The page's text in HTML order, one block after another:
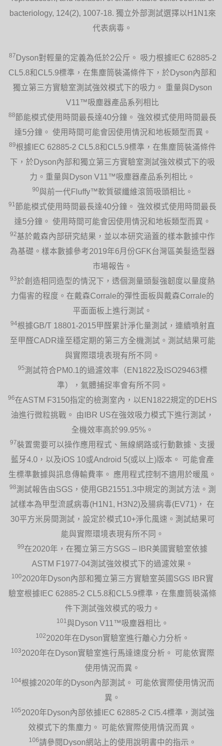
bacteriology, 124(2), 1007-18. 獨立外部測試選擇以H1N1來
代表病毒。
87 Dyson對輕量的定義為低於2公斤。 吸力根據IEC 62885-2
CL5.8和CL5.9標準，在集塵筒裝滿條件下，於Dyson內部和
獨立第三方實驗室測試強效模式下的吸力。 重量與Dyson
V11™吸塵器產品系列相比
88節能模式使用時間最長達40分鐘。 強效模式使用時間最長
達5分鐘。 使用時間可能會因使用情況和地板類型而異。
89根據IEC 62885-2 CL5.8和CL5.9標準，在集塵筒裝滿條件
下，於Dyson內部和獨立第三方實驗室測試強效模式下的吸
力。重量與Dyson V11™吸塵器產品系列相比。
90與前一代Fluffy™軟質碳纖維滾筒吸頭相比。
91 節能模式使用時間最長達40分鐘。 強效模式使用時間最長
達5分鐘。 使用時間可能會因使用情況和地板類型而異。
92基於戴森內部研究結果，並以本研究涵蓋的樣本數據中作
為基礎。樣本數據參考2019年6月份GFK台灣區美髮造型器
市場報告。
93於創造相同造型的情況下，透個測量頭髮強韌度以量度熱
力傷害的程度。在戴森Corrale的彈性面板與戴森Corrale的
平面面板上進行測試。
94根據GB/T 18801-2015甲醛累計淨化量測試，連續噴射直
至甲醛CADR達至穩定期的第三方全機測試。測試結果可能
與實際環境表現有所不同。
95測試符合PM0.1的過濾效率（EN1822及ISO29463標
準），氣體捕捉率會有所不同。
96在ASTM F3150指定的檢測室內，以EN1822規定的DEHS
油進行微粒挑戰。 由IBR US在強效吸力模式下進行測試，
全機效率高於99.95%。
97裝置需要可以操作應用程式、無線網路或行動數據、支援
藍牙4.0，以及iOS 10或Android 5(或以上)版本。 可能會產
生標準數據與訊息傳輸費率。 應用程式控制不適用於暖風。
98測試報告由SGS，使用GB21551.3中規定的測試方法。測
試樣本為甲型流感病毒(H1N1, H3N2)及腸病毒(EV71)， 在
30平方米房間測試，設定於模式10+淨化風速。測試結果可
能與實際環境表現有所不同。
99在2020年，在獨立第三方SGS – IBR美國實驗室依據
ASTM F1977-04測試強效模式下的過濾效果。
1002020年Dyson內部和獨立第三方實驗室英國SGS IBR實
驗室根據IEC 62885-2 CL5.8和CL5.9標準，在集塵筒裝滿條
件下測試強效模式的吸力。
101 與Dyson V11™吸塵器相比。
1022020年在Dyson實驗室進行離心力分析。
1032020年在Dyson實驗室進行馬達速度分析。 可能依實際
使用情況而異。
104根據2020年的Dyson內部測試。 可能依實際使用情況而
異。
1052020年Dyson內部依據IEC 62885-2 Cl5.4標準，測試強
效模式下的集塵力。 可能依實際使用情況而異。
106請參閱Dyson網站上的使用說明書中的指示。